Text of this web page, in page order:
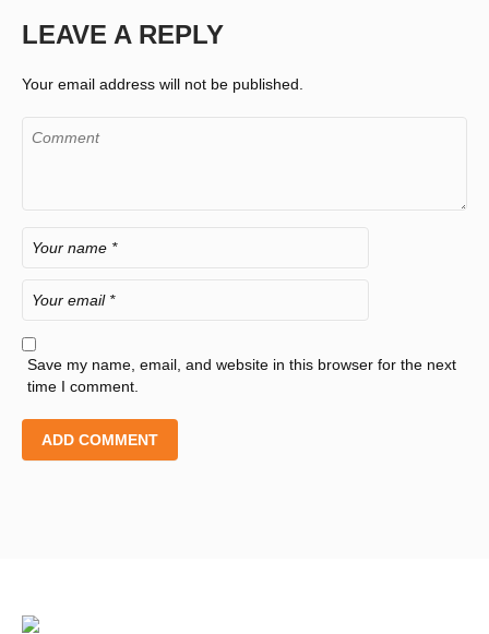
LEAVE A REPLY
Your email address will not be published.
Save my name, email, and website in this browser for the next
time I comment.